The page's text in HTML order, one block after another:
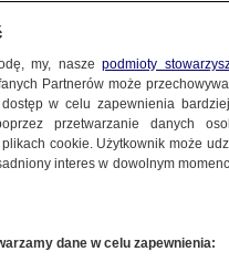
my, naszepodmioty
Partnerów może
w celu zapewnienia
przetwarzanie danych
cookie. Użytkownik może
interes w dowolnym
dane w celu zapewnienia: